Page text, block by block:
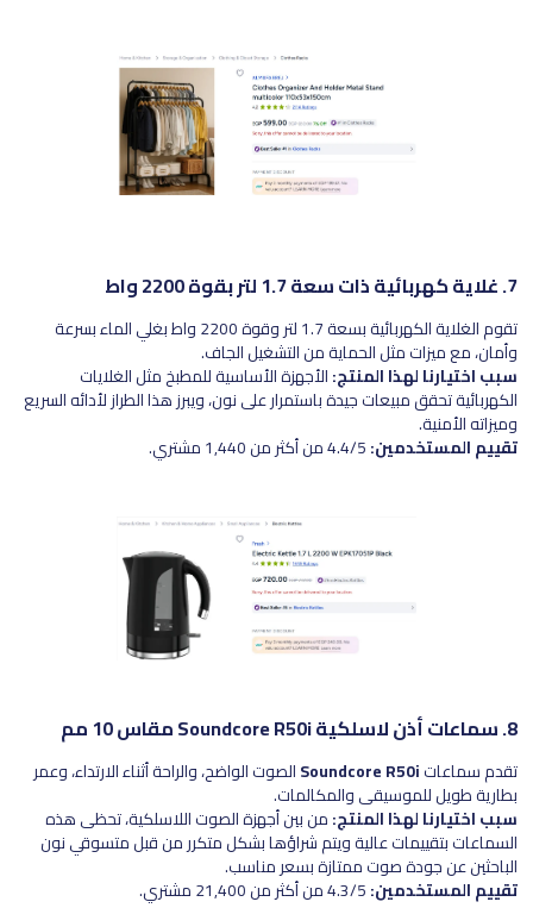
7. غلاية كهربائية ذات سعة 1.7 لتر بقوة 2200 واط
تقوم الغلاية الكهربائية بسعة 1.7 لتر وقوة 2200 واط بغلي الماء بسرعة
وأمان، مع ميزات مثل الحماية من التشغيل الجاف.
سبب اختيارنا لهذا المنتج:الأجهزة الأساسية للمطبخ مثل الغلايات
الكهربائية تحقق مبيعات جيدة باستمرار على نون، ويبرز هذا الطراز لأدائه السريع
وميزاته الأمنية.
تقييم المستخدمين:
8. سماعات أذن لاسلكية Soundcore R50i مقاس 10 مم
تقدم سماعاتSoundcore R50iالصوت الواضح، والراحة أثناء الارتداء، وعمر
بطارية طويل للموسيقى والمكالمات.
سبب اختيارنا لهذا المنتج:من بين أجهزة الصوت اللاسلكية، تحظى هذه
السماعات بتقييمات عالية ويتم شراؤها بشكل متكرر من قبل متسوقي نون
الباحثين عن جودة صوت ممتازة بسعر مناسب.
تقييم المستخدمين: